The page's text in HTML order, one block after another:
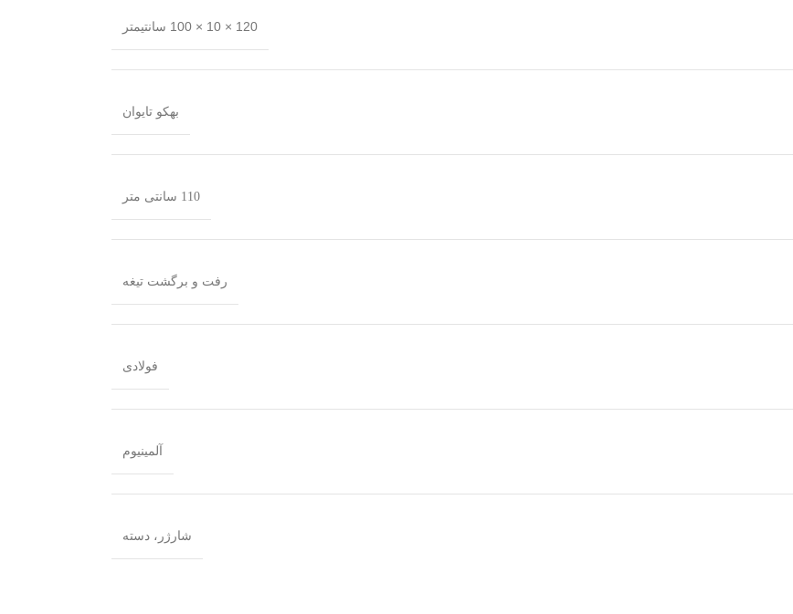
120 × 10 × 100 سانتیمتر
بهکو تایوان
110 سانتی متر
رفت و برگشت تیغه
فولادی
آلمینیوم
شارژر، دسته